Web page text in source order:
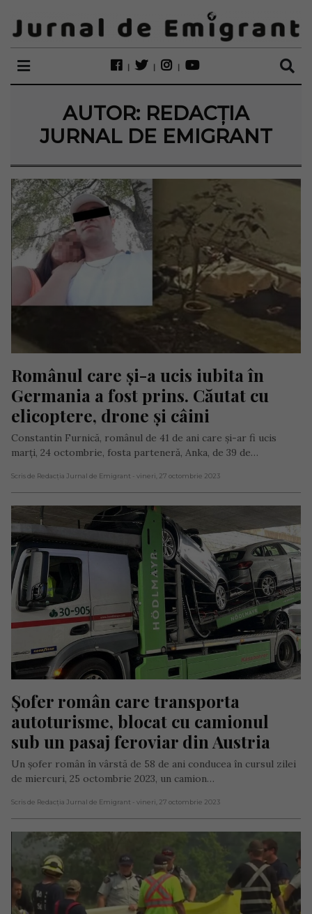
AUTOR: REDACȚIA
JURNAL DE EMIGRANT
Românul care și-a ucis iubita în
Germania a fost prins. Căutat cu
elicoptere, drone și câini
Constantin Furnică, românul de 41 de ani care și-ar fi ucis
marți, 24 octombrie, fosta parteneră, Anka, de 39 de…
Scris de Redacția Jurnal de Emigrant - vineri, 27 octombrie 2023
Șofer român care transporta
autoturisme, blocat cu camionul
sub un pasaj feroviar din Austria
Un șofer român în vârstă de 58 de ani conducea în cursul zilei
de miercuri, 25 octombrie 2023, un camion…
Scris de Redacția Jurnal de Emigrant - vineri, 27 octombrie 2023